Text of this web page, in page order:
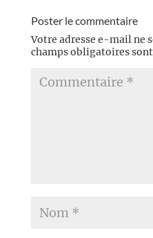
Poster le commentaire
Votre adresse e-mail ne
champs obligatoires